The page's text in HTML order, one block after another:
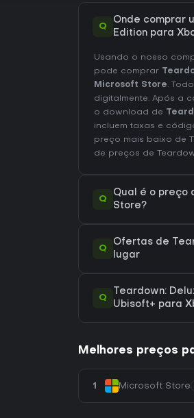
Q
Onde comprar
Edition para
Usando o nosso
pode comprar
Microsoft Store.
digitalmente. Após a
o download de
incluem taxas e
preço mais baixo de
de preços de
Q
Qual é o preço
Store?
Q
Ofertas de
lugar
Q
Teardown:
Ubisoft+ para
Melhores preços
1 Microsoft Store